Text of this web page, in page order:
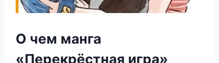
О чем манга
«Перекрёстная игра»